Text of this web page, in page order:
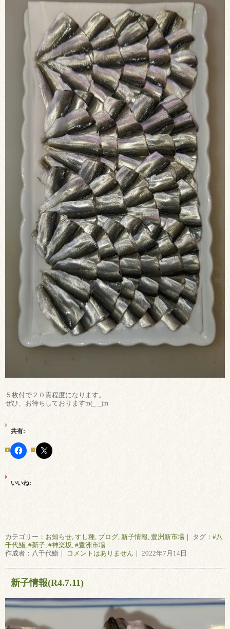
５枚付で２０貫程度になります。
ぜひ、お待ちしておりますm(_ _)m
共有:
いいね:
カテゴリー： お知らせ, すし種, ブログ, 新子情報, 豊洲新市場 ｜ タグ： #八
千代鮨, #新子, #神楽坂, #豊洲市場
作成者：八千代鮨｜
コメントはありません ｜ 2022年7月14日
新子情報(R4.7.11)